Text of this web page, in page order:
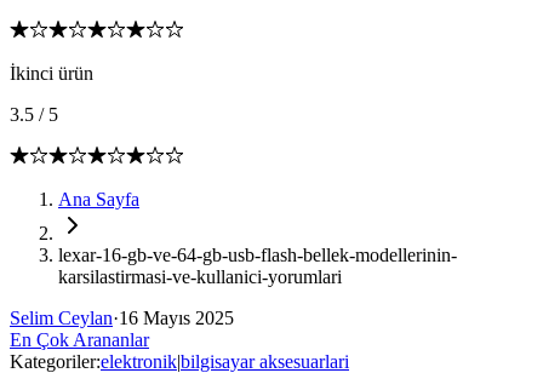
İkinci ürün
3.5 / 5
Ana Sayfa
lexar-16-gb-ve-64-gb-usb-flash-bellek-modellerinin-
karsilastirmasi-ve-kullanici-yorumlari
Selim Ceylan·16 Mayıs 2025
En Çok Arananlar
Kategoriler:elektronik|bilgisayar aksesuarlari